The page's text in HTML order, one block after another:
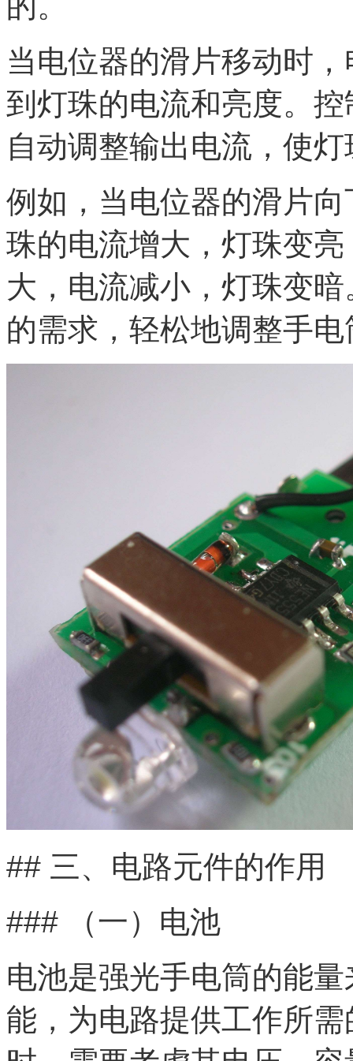
当电位器的滑片移动时
到灯珠的电流和亮度。
自动调整输出电流，使
例如，当电位器的滑片
珠的电流增大，灯珠变
大，电流减小，灯珠变
的需求，轻松地调整手
## 三、电路元件的作用
### （一）电池
电池是强光手电筒的能
能，为电路提供工作所